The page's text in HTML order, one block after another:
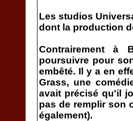
Les studios
dont la production
Contrairement à
poursuivre pour
embêté. Il y a en
Grass, une
avait précisé qu'il
pas de remplir son
également).